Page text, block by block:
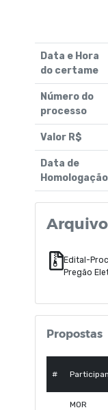
Data e Hora
do certame
Número do
processo
Valor R$
Data de
Homologação
Edital-
Pregão
Propostas
#
MOR